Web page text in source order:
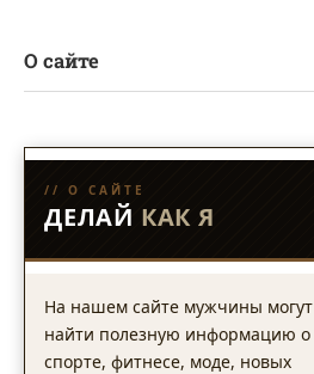
О сайте
// О САЙТЕ
ДЕЛАЙ КАК Я
На нашем сайте мужчины могут
найти полезную информацию о
спорте, фитнесе, моде, новых